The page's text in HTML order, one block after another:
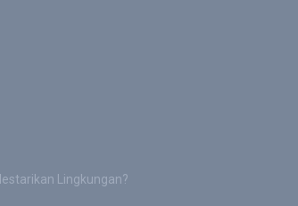
Lingkungan?